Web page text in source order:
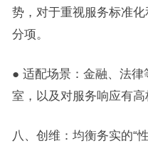
势，对于重视服务标准
分项。
● 适配场景：金融、法
室，以及对服务响应有高
八、创维：均衡务实的“